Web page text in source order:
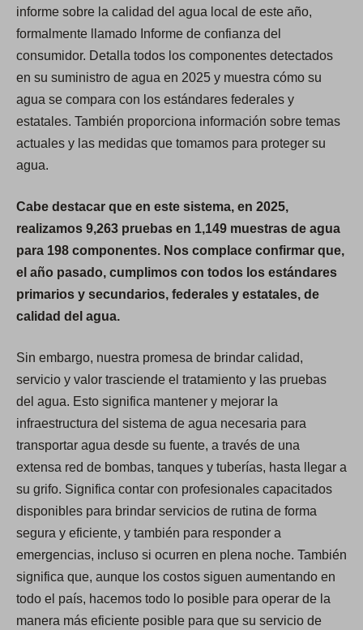
informe sobre la calidad del agua local de este año,
formalmente llamado Informe de confianza del
consumidor. Detalla todos los componentes detectados
en su suministro de agua en 2025 y muestra cómo su
agua se compara con los estándares federales y
estatales. También proporciona información sobre temas
actuales y las medidas que tomamos para proteger su
agua.
Cabe destacar que en este sistema, en 2025,
realizamos 9,263 pruebas en 1,149 muestras de agua
para 198 componentes. Nos complace confirmar que,
el año pasado, cumplimos con todos los estándares
primarios y secundarios, federales y estatales, de
calidad del agua.
Sin embargo, nuestra promesa de brindar calidad,
servicio y valor trasciende el tratamiento y las pruebas
del agua. Esto significa mantener y mejorar la
infraestructura del sistema de agua necesaria para
transportar agua desde su fuente, a través de una
extensa red de bombas, tanques y tuberías, hasta llegar a
su grifo. Significa contar con profesionales capacitados
disponibles para brindar servicios de rutina de forma
segura y eficiente, y también para responder a
emergencias, incluso si ocurren en plena noche. También
significa que, aunque los costos siguen aumentando en
todo el país, hacemos todo lo posible para operar de la
manera más eficiente posible para que su servicio de